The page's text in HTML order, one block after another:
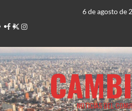
contenido
6 de agosto de
Facebook
TwitterInstagram
NOTICIAS DEL